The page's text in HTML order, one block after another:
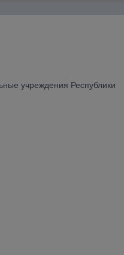
учреждения Республики